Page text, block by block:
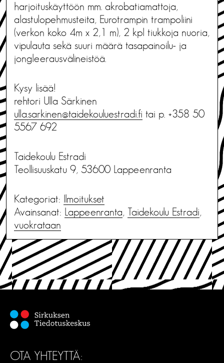
harjoituskäyttöön mm. akrobatiamattoja,
alastulopehmusteita, Eurotrampin trampoliini
(verkon koko 4m x 2,1 m), 2 kpl tiukkoja nuoria,
vipulauta sekä suuri määrä tasapainoilu- ja
jongleerausvälineistöä.
Kysy lisää!
rehtori Ulla Särkinen
ulla.sarkinen@taidekouluestradi.fi tai p. +358 50
5567 692
Taidekoulu Estradi
Teollisuuskatu 9, 53600 Lappeenranta
Kategoriat: Ilmoitukset
Avainsanat: Lappeenranta, Taidekoulu Estradi,
vuokrataan
OTA YHTEYTTÄ: